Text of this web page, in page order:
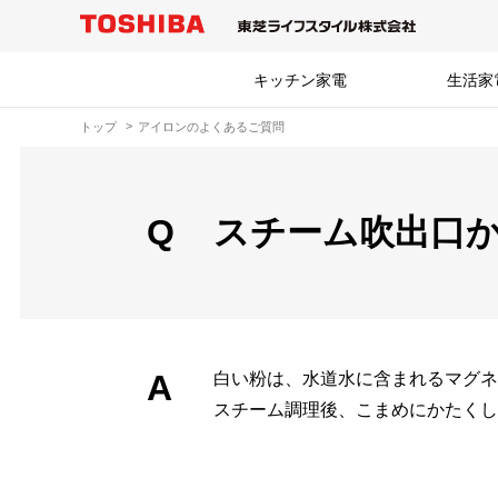
キッチン家電 生活家
トップ アイロンのよくあるご質問
Q スチーム吹出口
A
白い粉は、水道水に含まれるマグ
スチーム調理後、こまめにかたく